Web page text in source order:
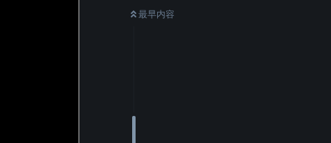
最早内容